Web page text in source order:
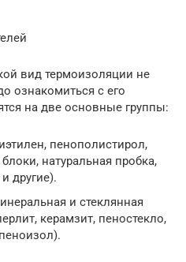
вид термоизоляции не
ознакомиться с его
на две основные группы:
пенополистирол,
натуральная пробка,
другие).
и стеклянная
керамзит, пеностекло,